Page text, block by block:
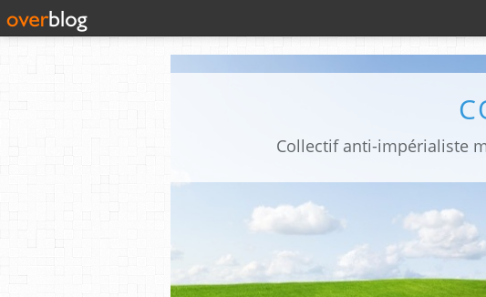
Collectif anti-impérialiste